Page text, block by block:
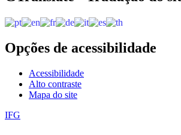
Opções de acessibilidade
Acessibilidade
Alto contraste
Mapa do site
IFG